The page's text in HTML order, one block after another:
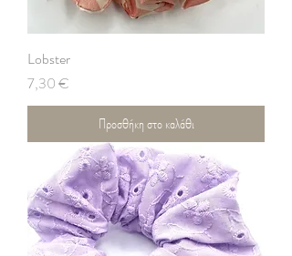
Lobster
Τιμή
7,30 €
Προσθήκη στο καλάθι